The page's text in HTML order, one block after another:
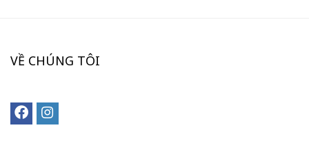
VỀ CHÚNG TÔI